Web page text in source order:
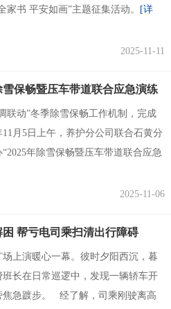
书 平安如画”主题征集活动。
[详
2025-11-11
保畅暨压车带道联合应急演练
联动”冬季除雪保畅工作机制，完成
月5日上午，养护分公司联合石黄分
年除雪保畅暨压车带道联合应急
2025-11-06
帮亏电司乘扫清出行障碍
上演暖心一幕。彼时夕阳西沉，暮
长在日常巡逻中，发现一辆轿车开
焦急踱步。 经了解，司乘刚驶离高